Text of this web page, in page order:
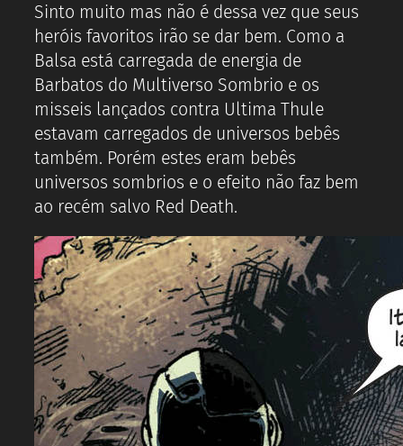
Sinto muito mas não é dessa vez que seus
heróis favoritos irão se dar bem. Como a
Balsa está carregada de energia de
Barbatos do Multiverso Sombrio e os
misseis lançados contra Ultima Thule
estavam carregados de universos bebês
também. Porém estes eram bebês
universos sombrios e o efeito não faz bem
ao recém salvo Red Death.